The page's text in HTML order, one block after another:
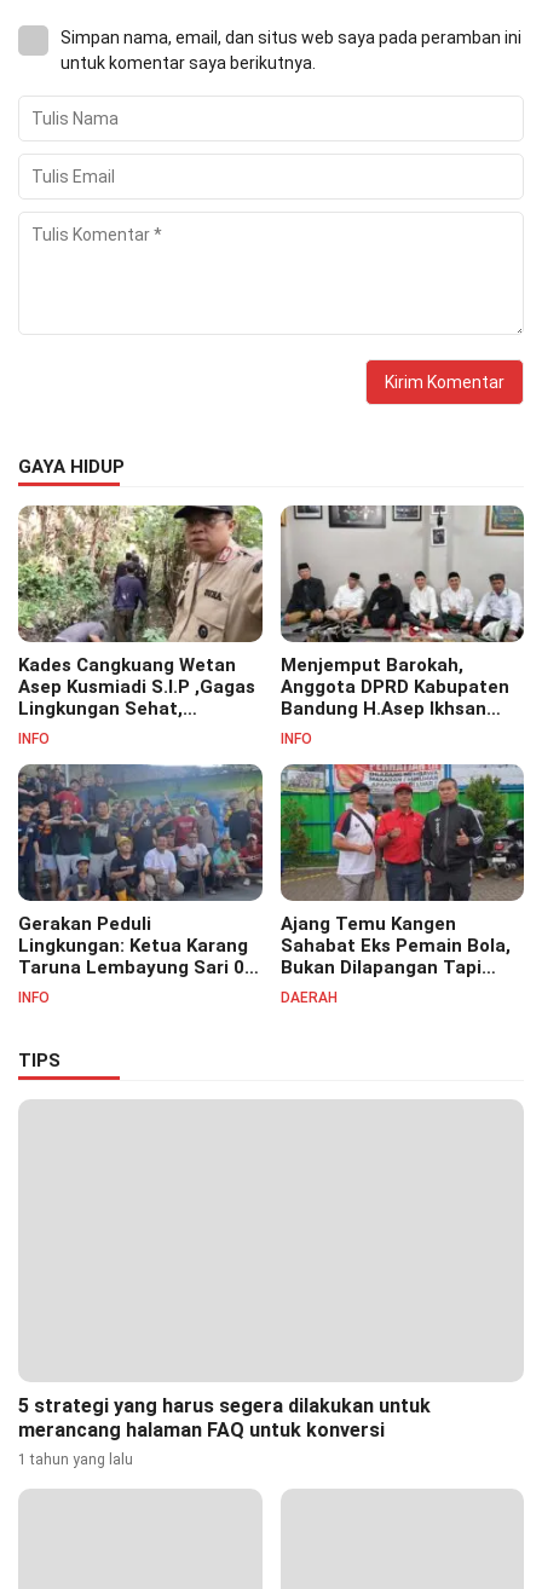
Simpan nama, email, dan situs web saya pada peramban ini
untuk komentar saya berikutnya.
GAYA HIDUP
Kades Cangkuang Wetan
Asep Kusmiadi S.I.P ,Gagas
Lingkungan Sehat,
Bersihkan Saluran Air di RW
INFO
Menjemput Barokah,
Anggota DPRD Kabupaten
Bandung H.Asep Ikhsan
S.Pd.M.M Hadiri Haul Akbar
Pesantren Cipasung.
INFO
Gerakan Peduli
Lingkungan: Ketua Karang
Taruna Lembayung Sari 09
Irvan Permana Ajak
INFO
Ajang Temu Kangen
Sahabat Eks Pemain Bola,
Bukan Dilapangan Tapi
Ditongkrongan
DAERAH
TIPS
5 strategi yang harus segera dilakukan untuk
merancang halaman FAQ untuk konversi
1 tahun yang lalu